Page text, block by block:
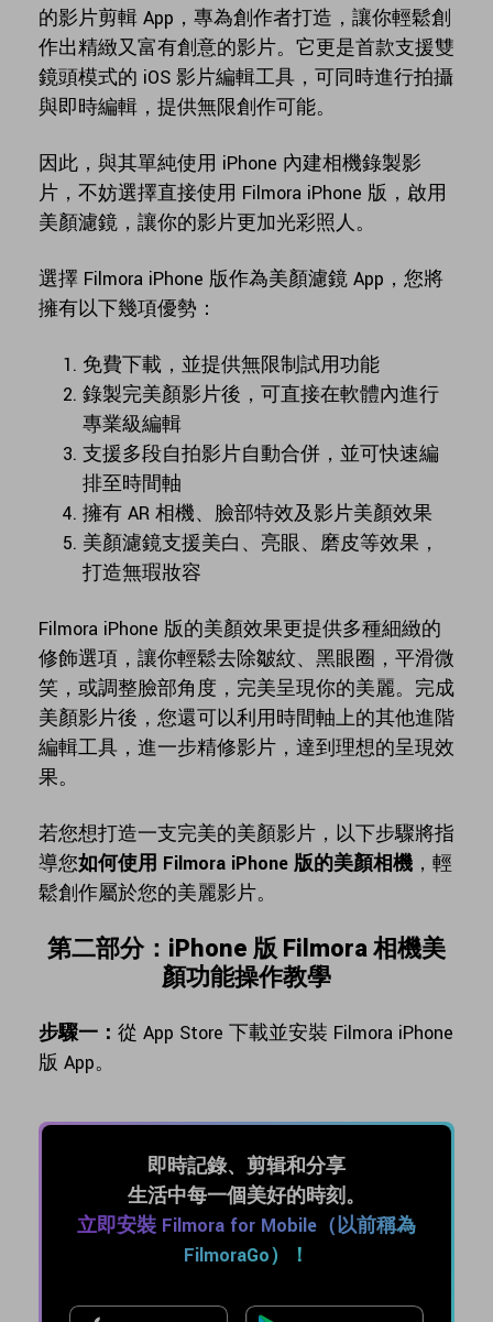
的影片剪輯 App，專為創作者打造，讓你輕鬆創
作出精緻又富有創意的影片。它更是首款支援雙
鏡頭模式的 iOS 影片編輯工具，可同時進行拍攝
與即時編輯，提供無限創作可能。
因此，與其單純使用 iPhone 內建相機錄製影
片，不妨選擇直接使用 Filmora iPhone 版，啟用
美顏濾鏡，讓你的影片更加光彩照人。
選擇 Filmora iPhone 版作為美顏濾鏡 App，您將
擁有以下幾項優勢：
免費下載，並提供無限制試用功能
錄製完美顏影片後，可直接在軟體內進行
專業級編輯
支援多段自拍影片自動合併，並可快速編
排至時間軸
擁有 AR 相機、臉部特效及影片美顏效果
美顏濾鏡支援美白、亮眼、磨皮等效果，
打造無瑕妝容
Filmora iPhone 版的美顏效果更提供多種細緻的
修飾選項，讓你輕鬆去除皺紋、黑眼圈，平滑微
笑，或調整臉部角度，完美呈現你的美麗。完成
美顏影片後，您還可以利用時間軸上的其他進階
編輯工具，進一步精修影片，達到理想的呈現效
果。
若您想打造一支完美的美顏影片，以下步驟將指
導您如何使用 Filmora iPhone 版的美顏相機 ，輕
鬆創作屬於您的美麗影片。
第二部分：iPhone 版 Filmora 相機美
顏功能操作教學
步驟一： 從 App Store 下載並安裝 Filmora iPhone
版 App。
即時記錄、剪辑和分享
生活中每一個美好的時刻。
立即安裝 Filmora for Mobile（以前稱為
FilmoraGo）！